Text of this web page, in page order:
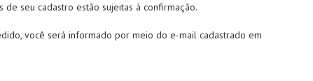
seu cadastro estão sujeitas à confirmação.
você será informado por meio do e-mail cadastrado em